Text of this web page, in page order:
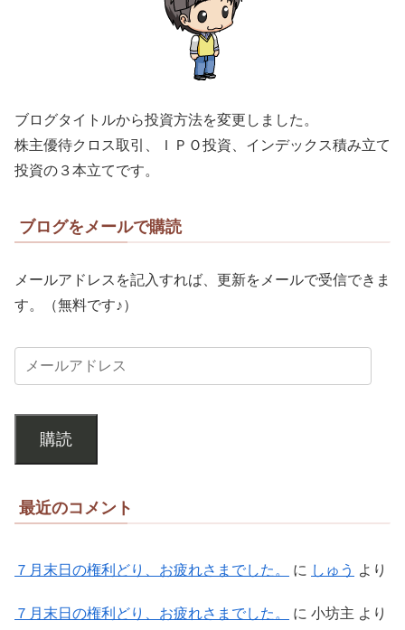
ブログタイトルから投資方法を変更しました。
株主優待クロス取引、ＩＰＯ投資、インデックス積み立て
投資の３本立てです。
ブログをメールで購読
メールアドレスを記入すれば、更新をメールで受信できま
す。（無料です♪）
購読
最近のコメント
７月末日の権利どり、お疲れさまでした。 に しゅう より
７月末日の権利どり、お疲れさまでした。 に 小坊主 より